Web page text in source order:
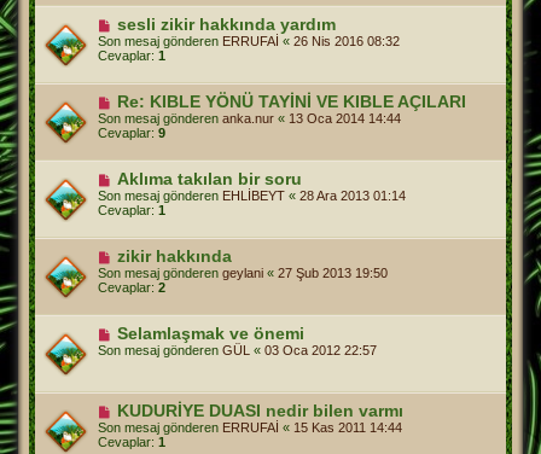
sesli zikir hakkında yardım
Son mesaj gönderen ERRUFAİ « 26 Nis 2016 08:32
Cevaplar: 1
Re: KIBLE YÖNÜ TAYİNİ VE KIBLE AÇILARI
Son mesaj gönderen anka.nur « 13 Oca 2014 14:44
Cevaplar: 9
Aklıma takılan bir soru
Son mesaj gönderen EHLİBEYT « 28 Ara 2013 01:14
Cevaplar: 1
zikir hakkında
Son mesaj gönderen geylani « 27 Şub 2013 19:50
Cevaplar: 2
Selamlaşmak ve önemi
Son mesaj gönderen GÜL « 03 Oca 2012 22:57
KUDURİYE DUASI nedir bilen varmı
Son mesaj gönderen ERRUFAİ « 15 Kas 2011 14:44
Cevaplar: 1